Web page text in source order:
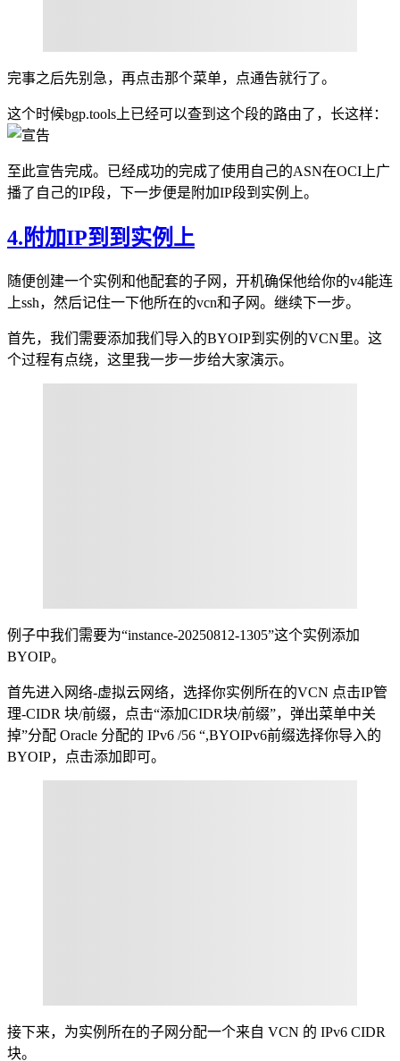
完事之后先别急，再点击那个菜单，点通告就行了。
这个时候bgp.tools上已经可以查到这个段的路由了，长这样：
至此宣告完成。已经成功的完成了使用自己的ASN在OCI上广
播了自己的IP段，下一步便是附加IP段到实例上。
4.附加IP到到实例上
随便创建一个实例和他配套的子网，开机确保他给你的v4能连
上ssh，然后记住一下他所在的vcn和子网。继续下一步。
首先，我们需要添加我们导入的BYOIP到实例的VCN里。这
个过程有点绕，这里我一步一步给大家演示。
例子中我们需要为“instance-20250812-1305”这个实例添加
BYOIP。
首先进入网络-虚拟云网络，选择你实例所在的VCN 点击IP管
理-CIDR 块/前缀，点击“添加CIDR块/前缀”，弹出菜单中关
掉”分配 Oracle 分配的 IPv6 /56 “,BYOIPv6前缀选择你导入的
BYOIP，点击添加即可。
接下来，为实例所在的子网分配一个来自 VCN 的 IPv6 CIDR
块。